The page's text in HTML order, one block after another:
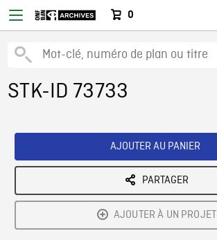
0
STK-ID 73733
AJOUTER AU PANIER
PARTAGER
AJOUTER À UN PROJET